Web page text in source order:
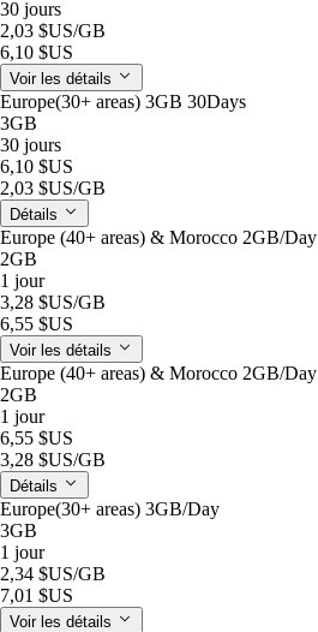
30 jours
2,03 $US/GB
6,10 $US
Voir les détails
Europe(30+ areas) 3GB 30Days
3GB
30 jours
6,10 $US
2,03 $US/GB
Détails
Europe (40+ areas) & Morocco 2GB/Day
2GB
1 jour
3,28 $US/GB
6,55 $US
Voir les détails
Europe (40+ areas) & Morocco 2GB/Day
2GB
1 jour
6,55 $US
3,28 $US/GB
Détails
Europe(30+ areas) 3GB/Day
3GB
1 jour
2,34 $US/GB
7,01 $US
Voir les détails